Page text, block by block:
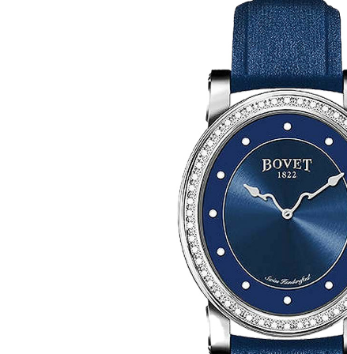
Ремешки для часов Daniel Roth
Ремешки для часов De Bethune
Ремешки для часов De Grisogono
Ремешки для часов Dewitt
Ремешки для часов Franck Muller